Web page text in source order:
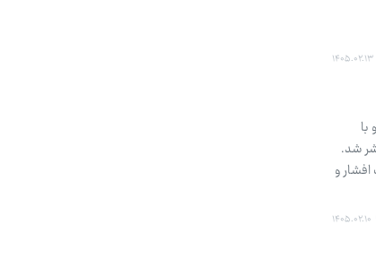
۱۴۰۵.۰۲.۱۳
و با
شد.
و
۱۴۰۵.۰۲.۱۰